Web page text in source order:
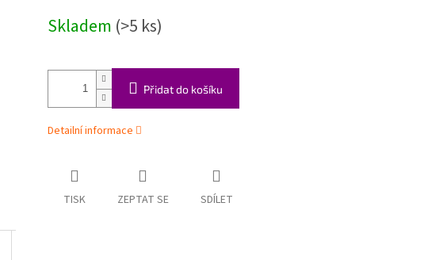
cena:
Skladem (>5 ks)
Přidat do košíku
Detailní informace
TISK ZEPTAT SE SDÍLET